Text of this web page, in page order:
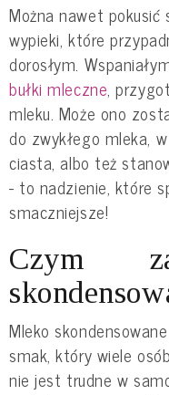
Można nawet pokusić
wypieki, które
dorosłym.
bułki mleczne,
mleku. Może ono
do zwykłego mleka,
ciasta, albo też
- to nadzienie, które
smaczniejsze!
Czym
Mleko
smak, który wiele
nie jest trudne w